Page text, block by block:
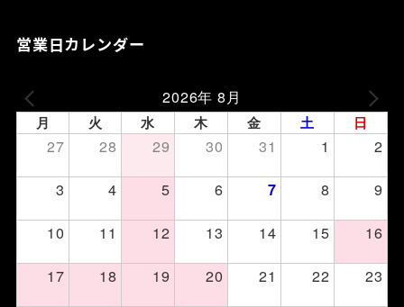
営業日カレンダー
2026年 8月
月 火 水 木 金 土 日
27 28 29 30 31 1
2
3
4 5 6 7 8
9
10
11 12 13 14 15
16
17
18 19 20 21 22
23